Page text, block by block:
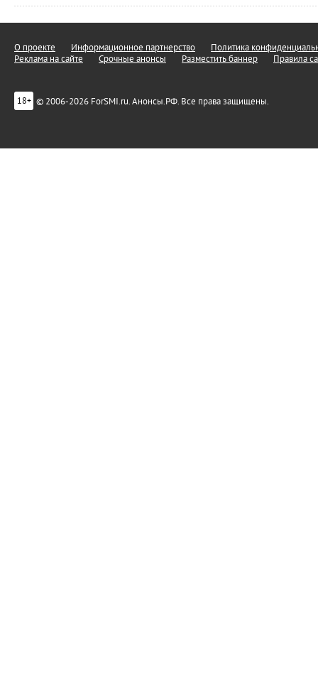
О проекте Информационное партнерство
Политика
Реклама на сайте
Срочные анонсы Разместить баннер Правила
18+ © 2006-2026 ForSMI.ru. Анонсы.РФ. Все права защищены.